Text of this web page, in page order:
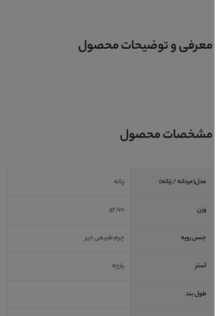
معرفی و توضیحات محصول
مشخصات محصول
مدل(مردانه / زنانه) زنانه
وزن 170 gr
جنس رویه چرم طبیعی جیر
آستر پارچه
طول بند